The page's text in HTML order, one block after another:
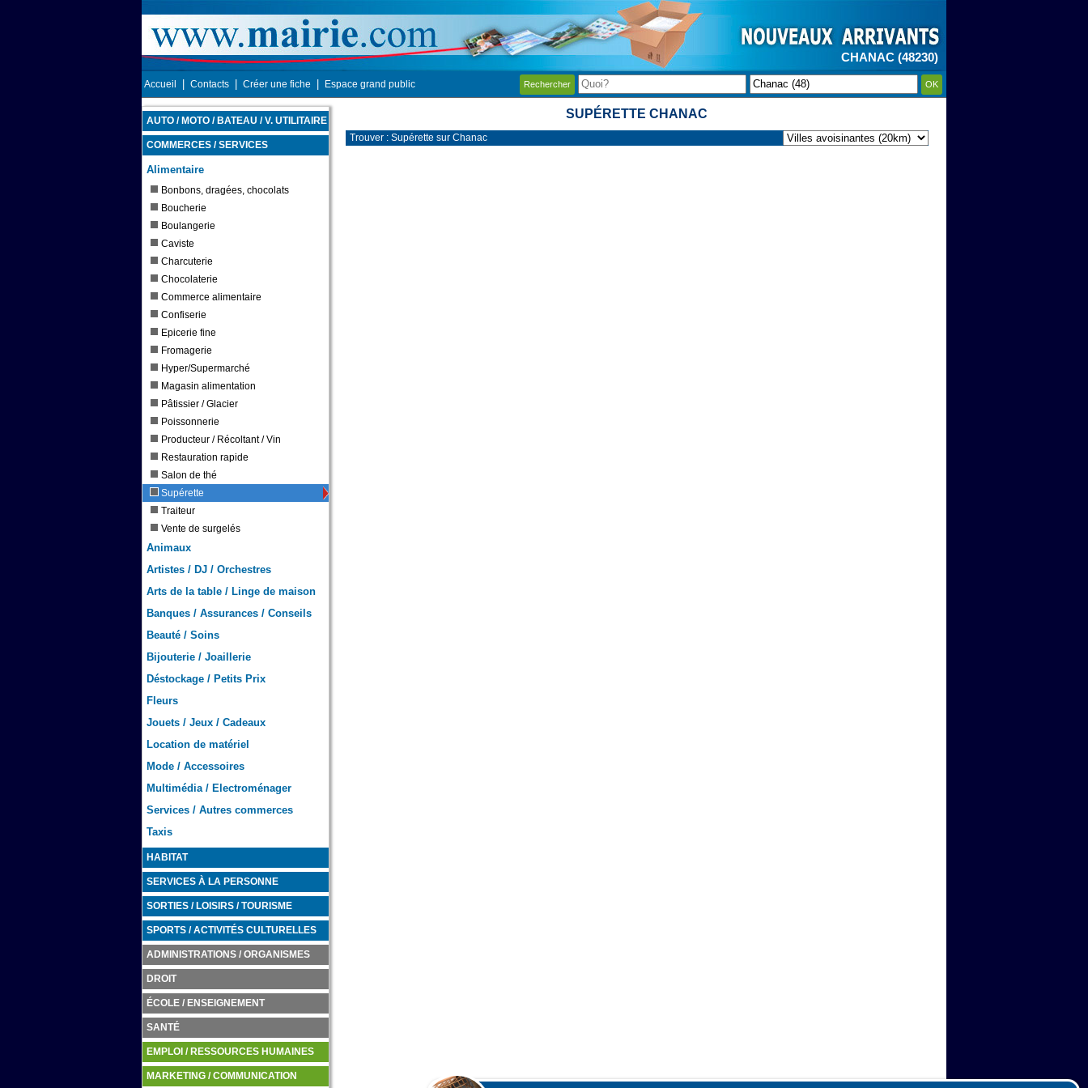
CHANAC (48230)
Accueil Contacts Créer une fiche Espace grand public Rechercher OK
AUTO / MOTO / BATEAU / V. UTILITAIRE
COMMERCES / SERVICES
Alimentaire
Bonbons, dragées, chocolats
Boucherie
Boulangerie
Caviste
Charcuterie
Chocolaterie
Commerce alimentaire
Confiserie
Epicerie fine
Fromagerie
Hyper/Supermarché
Magasin alimentation
Pâtissier / Glacier
Poissonnerie
Producteur / Récoltant / Vin
Restauration rapide
Salon de thé
Supérette
Traiteur
Vente de surgelés
Animaux
Artistes / DJ / Orchestres
Arts de la table / Linge de maison
Banques / Assurances / Conseils
Beauté / Soins
Bijouterie / Joaillerie
Déstockage / Petits Prix
Fleurs
Jouets / Jeux / Cadeaux
Location de matériel
Mode / Accessoires
Multimédia / Electroménager
Services / Autres commerces
Taxis
HABITAT
SERVICES À LA PERSONNE
SORTIES / LOISIRS / TOURISME
SPORTS / ACTIVITÉS CULTURELLES
ADMINISTRATIONS / ORGANISMES
DROIT
ÉCOLE / ENSEIGNEMENT
SANTÉ
EMPLOI / RESSOURCES HUMAINES
MARKETING / COMMUNICATION
SUPÉRETTE CHANAC
Trouver : Supérette sur Chanac